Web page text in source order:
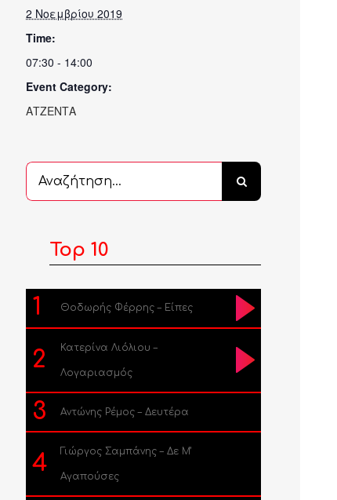
2 Νοεμβρίου 2019
Time:
07:30 - 14:00
Event Category:
ΑΤΖΕΝΤΑ
Αναζήτηση
...
Top 10
1 Θοδωρής Φέρρης – Είπες
2 Κατερίνα Λιόλιου –
Λογαριασμός
3 Αντώνης Ρέμος – Δευτέρα
4 Γιώργος Σαμπάνης – Δε Μ’
Αγαπούσες